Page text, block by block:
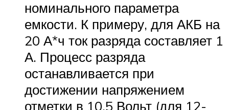
номинального параметра
емкости. К примеру, для АКБ на
20 А*ч ток разряда составляет 1
А. Процесс разряда
останавливается при
достижении напряжением
отметки в 10,5 Вольт (для 12-